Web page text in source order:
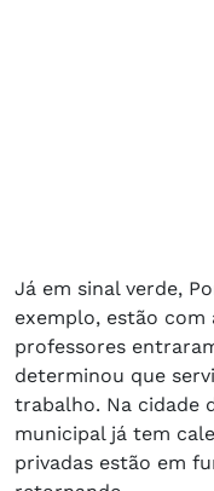
Já em sinal verde,
exemplo, estão com
professores
determinou que
trabalho. Na cidade
municipal já tem
privadas estão em